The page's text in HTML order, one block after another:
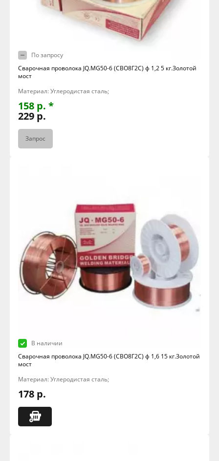
По запросу
Сварочная проволока JQ.MG50-6 (СВО8Г2С) ф 1,2 5 кг.Золотой
мост
Материал: Углеродистая сталь;
158 р. *
229 р.
Запрос
В наличии
Сварочная проволока JQ.MG50-6 (СВО8Г2С) ф 1,6 15 кг.Золотой
мост
Материал: Углеродистая сталь;
178 р.